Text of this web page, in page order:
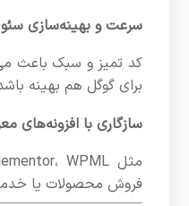
سرعت و بهینه‌سازی سئو
کد تمیز و سبک باعث
برای گوگل هم بهینه
سازگاری با افزونه‌های
فروش محصولات یا